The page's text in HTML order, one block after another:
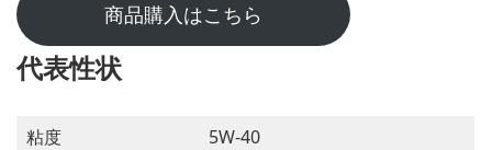
商品購入はこちら
代表性状
粘度 5W-40